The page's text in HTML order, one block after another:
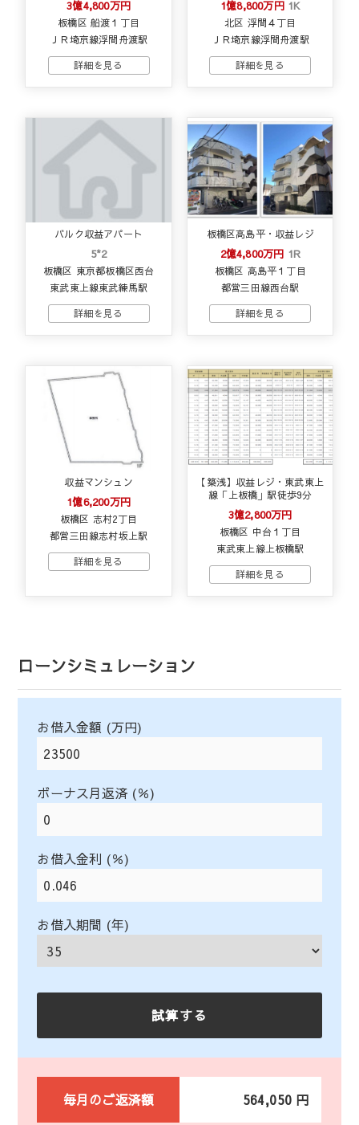
3億4,800万円
板橋区 船渡１丁目
ＪＲ埼京線浮間舟渡駅
1億8,800万円 1K
北区 浮間４丁目
ＪＲ埼京線浮間舟渡駅
バルク収益アパート
5*2
板橋区 東京都板橋区西台
東武東上線東武練馬駅
板橋区高島平・収益レジ
2億4,800万円 1R
板橋区 高島平１丁目
都営三田線西台駅
収益マンシュン
1億6,200万円
板橋区 志村2丁目
都営三田線志村坂上駅
【築浅】収益レジ・東武東上
線「上板橋」駅徒歩9分
3億2,800万円
板橋区 中台１丁目
東武東上線上板橋駅
ローンシミュレーション
お借入金額 (万円)
ボーナス月返済 (％)
お借入金利 (％)
お借入期間 (年)
毎月のご返済額 564,050 円